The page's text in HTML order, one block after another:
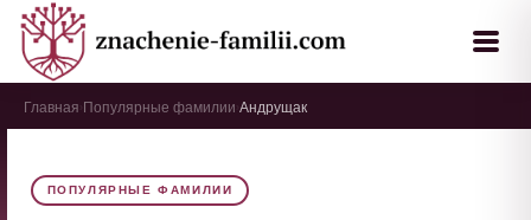
Главная Популярные фамилии Андрущак
ПОПУЛЯРНЫЕ ФАМИЛИИ